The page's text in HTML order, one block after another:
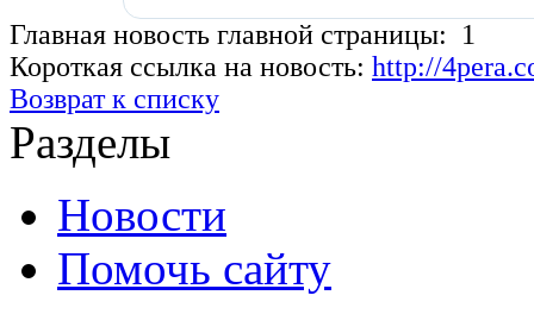
Главная новость главной страницы: 1
Короткая ссылка на новость: http://
Возврат к списку
Разделы
Новости
Помочь сайту